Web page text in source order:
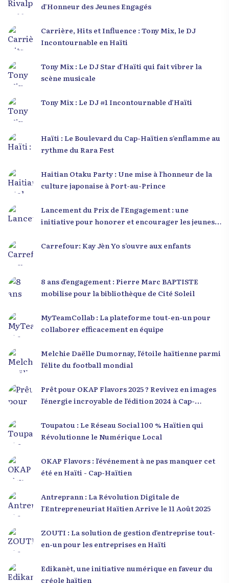
d’Honneur des Jeunes Engagés
Carrière, Hits et Influence : Tony Mix, le DJ
Incontournable en Haïti
Tony Mix : Le DJ Star d’Haïti qui fait vibrer la
scène musicale
Tony Mix : Le DJ #1 Incontournable d’Haïti
Haïti : Le Boulevard du Cap-Haïtien s’enflamme au
rythme du Rara Fest
Haitian Otaku Party : Une mise à l’honneur de la
culture japonaise à Port-au-Prince
Lancement du Prix de l’Engagement : une
initiative pour honorer et encourager les jeunes
Carrefour: Kay Jèn Yo s’ouvre aux enfants
8 ans d’engagement : Pierre Marc BAPTISTE
mobilise pour la bibliothèque de Cité Soleil
MyTeamCollab : La plateforme tout-en-un pour
collaborer efficacement en équipe
Melchie Daëlle Dumornay, l’étoile haïtienne parmi
l’élite du football mondial
Prêt pour OKAP Flavors 2025 ? Revivez en images
l’énergie incroyable de l’édition 2024 à Cap-
Toupatou : Le Réseau Social 100 % Haïtien qui
Révolutionne le Numérique Local
OKAP Flavors : l’événement à ne pas manquer cet
été en Haïti - Cap-Haïtien
Antreprann : La Révolution Digitale de
l’Entrepreneuriat Haïtien Arrive le 11 Août 2025
ZOUTI : La solution de gestion d’entreprise tout-
en-un pour les entreprises en Haïti
Edikanèt, une initiative numérique en faveur du
créole haïtien